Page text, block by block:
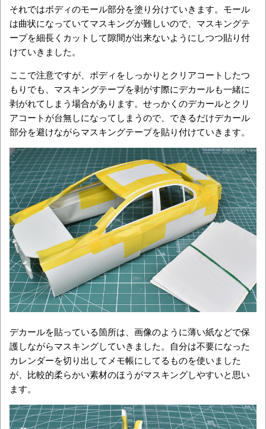
それではボディのモール部分を塗り分けていきます。モール
は曲状になっていてマスキングが難しいので、マスキングテ
ープを細長くカットして隙間が出来ないようにしつつ貼り付
けていきました。
ここで注意ですが、ボディをしっかりとクリアコートしたつ
もりでも、マスキングテープを剥がす際にデカールも一緒に
剥がれてしまう場合があります。せっかくのデカールとクリ
アコートが台無しになってしまうので、できるだけデカール
部分を避けながらマスキングテープを貼り付けていきます。
デカールを貼っている箇所は、画像のように薄い紙などで保
護しながらマスキングしていきました。自分は不要になった
カレンダーを切り出してメモ帳にしてるものを使いました
が、比較的柔らかい素材のほうがマスキングしやすいと思い
ます。